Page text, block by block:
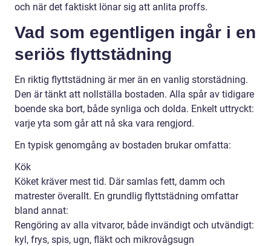
och när det faktiskt lönar sig att anlita proffs.
Vad som egentligen ingår i en
seriös flyttstädning
En riktig flyttstädning är mer än en vanlig storstädning.
Den är tänkt att nollställa bostaden. Alla spår av tidigare
boende ska bort, både synliga och dolda. Enkelt uttryckt:
varje yta som går att nå ska vara rengjord.
En typisk genomgång av bostaden brukar omfatta:
Kök
Köket kräver mest tid. Där samlas fett, damm och
matrester överallt. En grundlig flyttstädning omfattar
bland annat:
Rengöring av alla vitvaror, både invändigt och utvändigt:
kyl, frys, spis, ugn, fläkt och mikrovågsugn